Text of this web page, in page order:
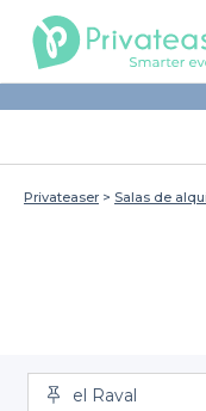
Privateaser Salas de
el Raval